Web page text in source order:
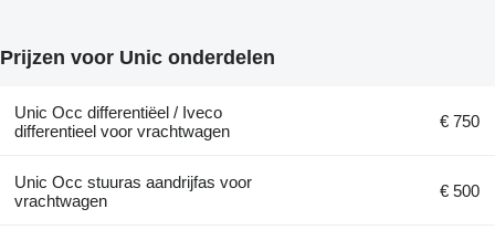
Prijzen voor Unic onderdelen
Unic Occ differentiëel / Iveco
differentieel voor vrachtwagen
€ 750
Unic Occ stuuras aandrijfas voor
vrachtwagen
€ 500